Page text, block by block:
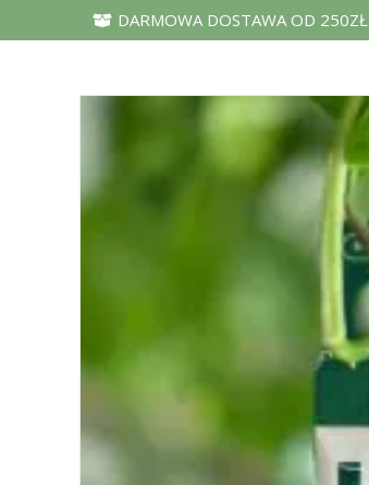
DARMOWA DOSTAWA OD 250ZŁ